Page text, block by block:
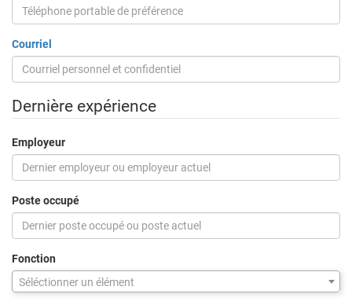
code
postal
Courriel
Dernière expérience
Employeur
Poste occupé
Fonction
Séléctionner un élément